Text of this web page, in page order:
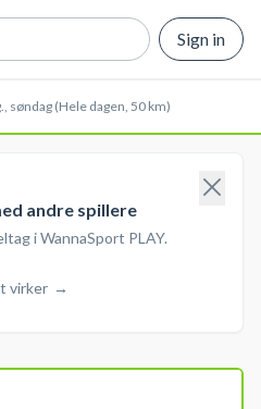
Sign in
søndag (Hele dagen, 50 km)
andre spillere
i WannaSport PLAY.
virker →